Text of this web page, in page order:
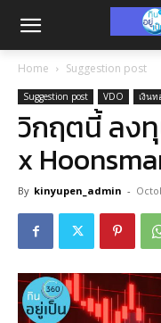
Home Suggestion post
Suggestion post VDO เงินท
วิกฤตนี้ ลงทุ
x
By kinyupen_admin -